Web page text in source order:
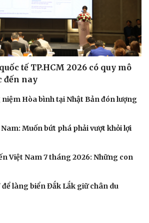
Podcast
Câu chuyện thời sự
Kể chuyện cho bé
tế TP.HCM 2026 có quy mô
đến nay
Hòa bình tại Nhật Bản đón lượng
Muốn bứt phá phải vượt khỏi lợi
Việt Nam 7 tháng 2026: Những con
để làng biển Đắk Lắk giữ chân du